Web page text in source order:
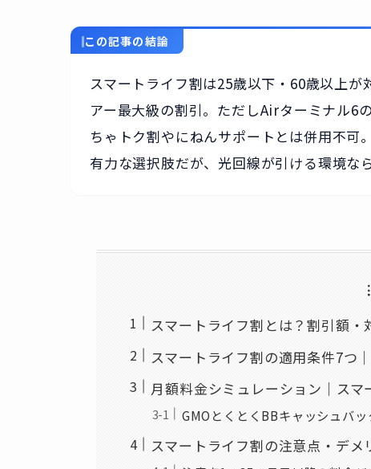
この記事の結論
スマートライフ割は25歳以下・60歳以上
アー最大級の割引。ただしAirターミナル6
ちゃトク割やにねんサポートとは併用不
有力な選択肢だが、光回線が引ける環境な
スマートライフ割とは？割引額
スマートライフ割の適用条件7つ
月額料金シミュレーション｜ス
GMOとくとくBBキャッシュバ
スマートライフ割の注意点・デメ